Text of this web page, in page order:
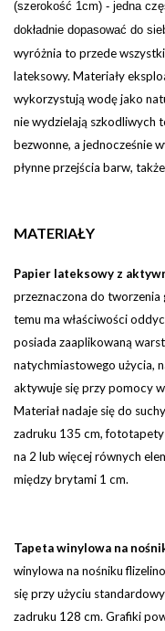
(szerokość 1cm) - jedna
dokładnie dopasować do
wyróżnia to przede
lateksowy. Materiały
wykorzystują wodę jako
nie wydzielają szkodliwych
bezwonne, a jednocześnie
płynne przejścia barw,
MATERIAŁY
Papier lateksowy z
przeznaczona do tworzenia
temu ma właściwości
posiada zaaplikowaną
natychmiastowego użycia,
aktywuje się przy pomocy
Materiał nadaje się do
zadruku 135 cm, fototapety
na 2 lub więcej równych
między brytami 1 cm.
Tapeta winylowa na
winylowa na nośniku
się przy użyciu
zadruku 128 cm. Grafiki